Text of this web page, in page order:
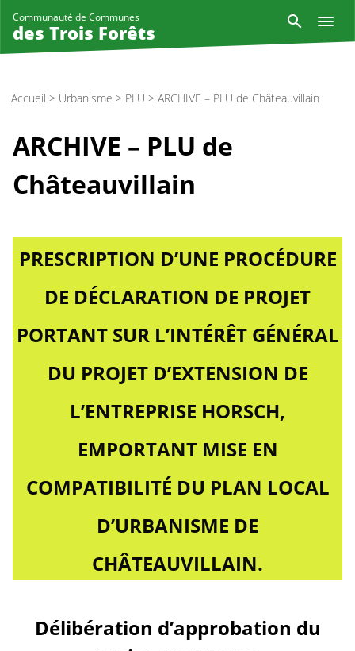
Communauté de Communes
des Trois Forêts
Accueil > Urbanisme > PLU > ARCHIVE – PLU de Châteauvillain
ARCHIVE – PLU de
Châteauvillain
PRESCRIPTION D’UNE PROCÉDURE
DE DÉCLARATION DE PROJET
PORTANT SUR L’INTÉRÊT GÉNÉRAL
DU PROJET D’EXTENSION DE
L’ENTREPRISE HORSCH,
EMPORTANT MISE EN
COMPATIBILITÉ DU PLAN LOCAL
D’URBANISME DE
CHÂTEAUVILLAIN.
Délibération d’approbation du